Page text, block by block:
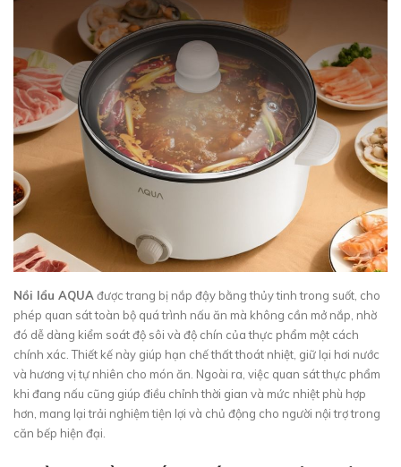
Nồi lẩu AQUA được trang bị nắp đậy bằng thủy tinh trong suốt, cho
phép quan sát toàn bộ quá trình nấu ăn mà không cần mở nắp, nhờ
đó dễ dàng kiểm soát độ sôi và độ chín của thực phẩm một cách
chính xác. Thiết kế này giúp hạn chế thất thoát nhiệt, giữ lại hơi nước
và hương vị tự nhiên cho món ăn. Ngoài ra, việc quan sát thực phẩm
khi đang nấu cũng giúp điều chỉnh thời gian và mức nhiệt phù hợp
hơn, mang lại trải nghiệm tiện lợi và chủ động cho người nội trợ trong
căn bếp hiện đại.